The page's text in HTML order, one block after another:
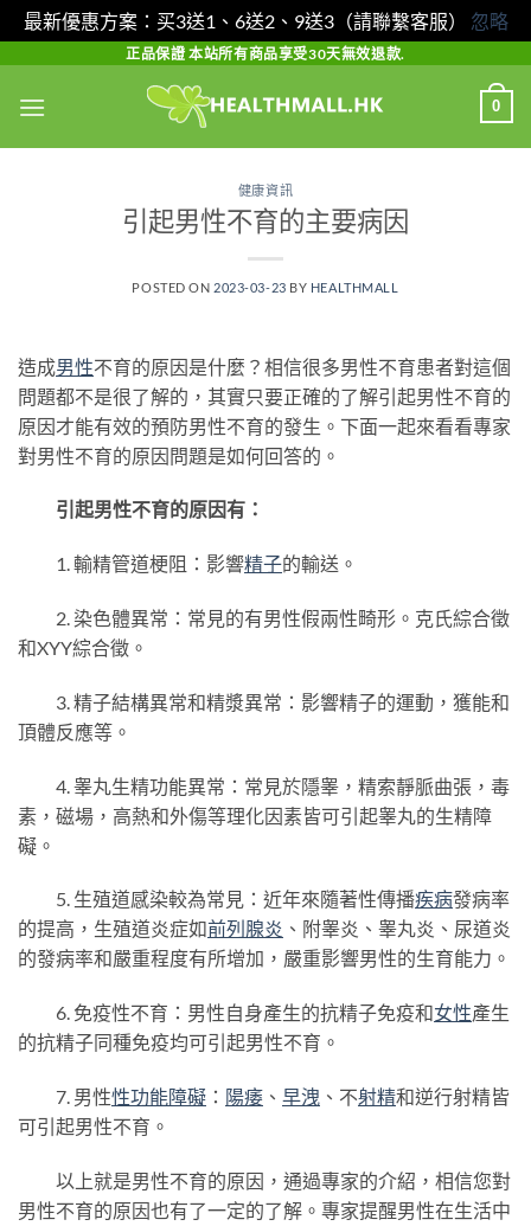
最新優惠方案：买3送1、6送2、9送3（請聯繫客服） 忽略
content
正品保證 本站所有商品享受30天無效退款.
0
健康資訊
引起男性不育的主要病因
POSTED ON 2023-03-23 BY HEALTHMALL
造成男性不育的原因是什麼？相信很多男性不育患者對這個
問題都不是很了解的，其實只要正確的了解引起男性不育的
原因才能有效的預防男性不育的發生。下面一起來看看專家
對男性不育的原因問題是如何回答的。
引起男性不育的原因有：
1. 輸精管道梗阻：影響精子的輸送。
2. 染色體異常：常見的有男性假兩性畸形。克氏綜合徵
和XYY綜合徵。
3. 精子結構異常和精漿異常：影響精子的運動，獲能和
頂體反應等。
4. 睾丸生精功能異常：常見於隱睾，精索靜脈曲張，毒
素，磁場，高熱和外傷等理化因素皆可引起睾丸的生精障
礙。
5. 生殖道感染較為常見：近年來隨著性傳播疾病發病率
的提高，生殖道炎症如前列腺炎 、附睾炎、睾丸炎、尿道炎
的發病率和嚴重程度有所增加，嚴重影響男性的生育能力。
6. 免疫性不育：男性自身產生的抗精子免疫和女性產生
的抗精子同種免疫均可引起男性不育。
7. 男性性功能障礙 ： 陽痿 、 早洩 、不射精和逆行射精皆
可引起男性不育。
以上就是男性不育的原因，通過專家的介紹，相信您對
男性不育的原因也有了一定的了解。專家提醒男性在生活中